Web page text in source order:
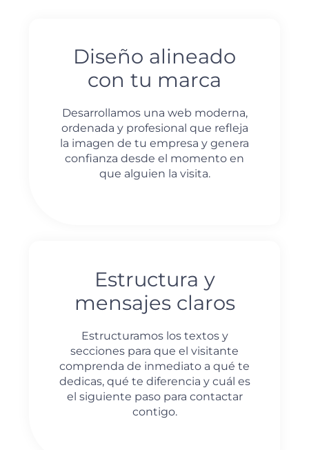
Diseño alineado
con tu marca
Desarrollamos una web moderna,
ordenada y profesional que refleja
la imagen de tu empresa y genera
confianza desde el momento en
que alguien la visita.
Estructura y
mensajes claros
Estructuramos los textos y
secciones para que el visitante
comprenda de inmediato a qué te
dedicas, qué te diferencia y cuál es
el siguiente paso para contactar
contigo.